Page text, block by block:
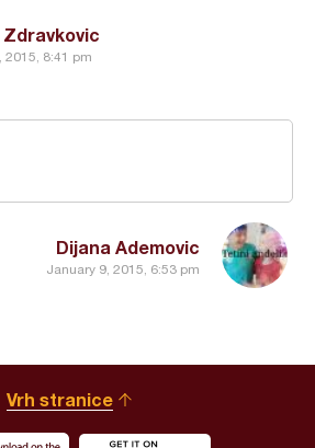
2015, 8:41 pm
Dijana Ademovic
January 9, 2015, 6:53 pm
Vrh stranice